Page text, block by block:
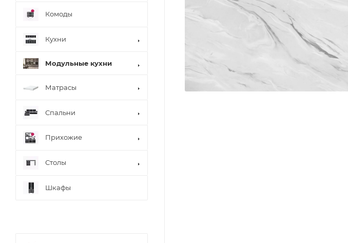
Комоды
Кухни
Модульные кухни
Матрасы
Спальни
Прихожие
Столы
Шкафы